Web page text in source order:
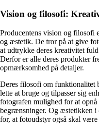
Vision og filosofi:
Producentens vision og
og æstetik. De tror på at give
at udtrykke deres kreativitet
Derfor er alle deres produkter
opmærksomhed på detaljer.
Deres filosofi om funktionalitet
lette at bruge og tilpasser sig
fotografen mulighed for at opnå
begrænsninger. Og æstetikken i
for, at fotoudstyr også skal